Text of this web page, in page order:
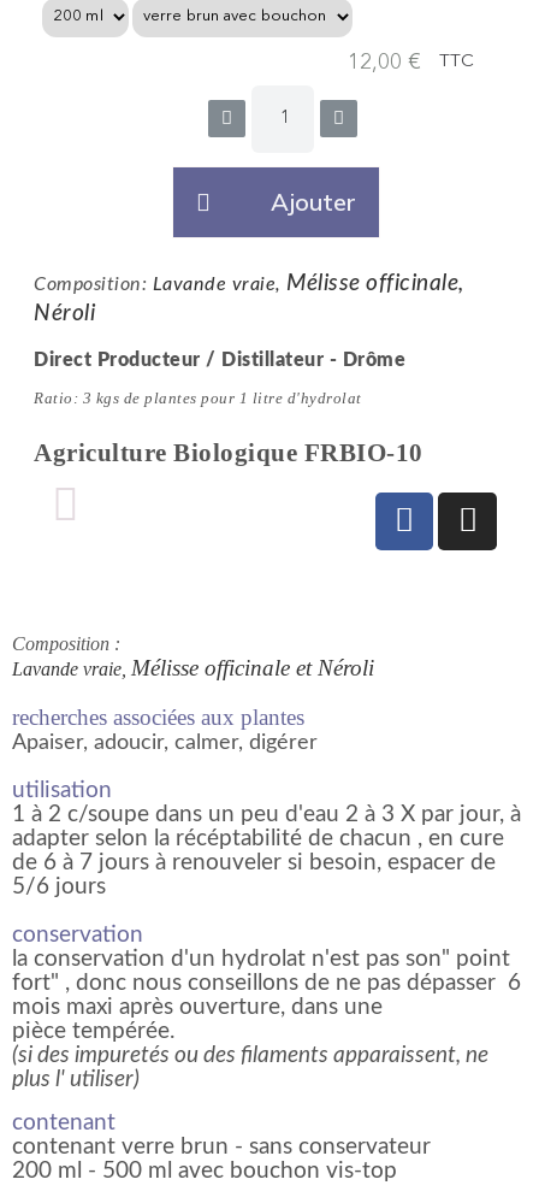
12,00 € TTC
Ajouter
Composition: Lavande vraie, Mélisse officinale,
Néroli
Direct Producteur / Distillateur - Drôme
Ratio : 3 kgs de plantes pour 1 litre d'hydrolat
Agriculture Biologique FRBIO-10
Composition :
Lavande vraie, Mélisse officinale etNéroli
recherches associées aux plantes
Apaiser, adoucir, calmer, digérer
utilisation
1 à 2 c/soupe dans un peu d'eau 2 à 3 X par jour, à
adapter selon la récéptabilité de chacun , en cure
de 6 à 7 jours à renouveler si besoin, espacer de
5/6 jours
conservation
la conservation d'un hydrolat n'est pas son" point
fort" , donc nous conseillons de ne pas dépasser 6
mois maxi après ouverture, dans une
pièce tempérée.
(si des impuretés ou des filaments apparaissent, ne
plus l' utiliser)
contenant
contenant verre brun - sans conservateur
200 ml - 500 ml avec bouchon vis-top